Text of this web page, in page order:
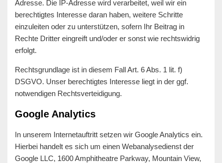
Adresse. Die IP-Adresse wird verarbeitet, weil wir ein
berechtigtes Interesse daran haben, weitere Schritte
einzuleiten oder zu unterstützen, sofern Ihr Beitrag in
Rechte Dritter eingreift und/oder er sonst wie rechtswidrig
erfolgt.
Rechtsgrundlage ist in diesem Fall Art. 6 Abs. 1 lit. f)
DSGVO. Unser berechtigtes Interesse liegt in der ggf.
notwendigen Rechtsverteidigung.
Google Analytics
In unserem Internetauftritt setzen wir Google Analytics ein.
Hierbei handelt es sich um einen Webanalysedienst der
Google LLC, 1600 Amphitheatre Parkway, Mountain View,